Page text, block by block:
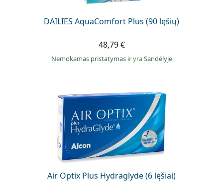
DAILIES AquaComfort Plus (90 lęšių)
48,79 €
Nemokamas pristatymas ir yraSandėlyje
Air Optix Plus Hydraglyde (6 lęšiai)